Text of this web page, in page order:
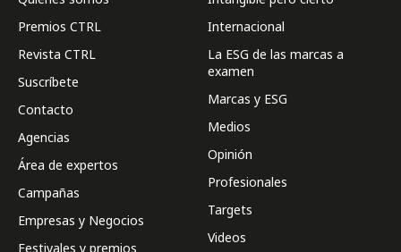
Premios CTRL
Revista CTRL
Suscríbete
Contacto
Agencias
Área de expertos
Campañas
Empresas y Negocios
Festivales y premios
Internacional
La ESG de las marcas a
examen
Marcas y ESG
Medios
Opinión
Profesionales
Targets
Videos